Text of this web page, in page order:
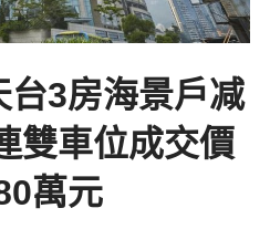
台3房海景戶减
雙車位成交價
萬元